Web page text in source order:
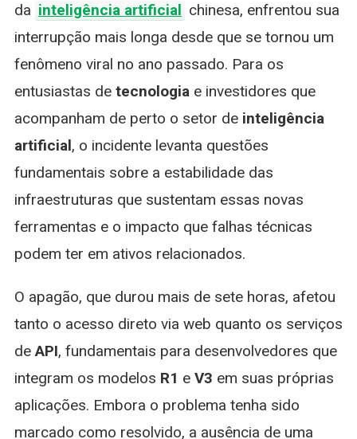
De
da inteligência artificial chinesa, enfrentou sua
interrupção mais longa desde que se tornou um
fenômeno viral no ano passado. Para os
entusiastas de tecnologiae investidores que
acompanham de perto o setor de inteligência
artificial, o incidente levanta questões
fundamentais sobre a estabilidade das
infraestruturas que sustentam essas novas
ferramentas e o impacto que falhas técnicas
podem ter em ativos relacionados.
O apagão, que durou mais de sete horas, afetou
tanto o acesso direto via web quanto os serviços
deAPI, fundamentais para desenvolvedores que
integram os modelos R1 e V3 em suas próprias
aplicações. Embora o problema tenha sido
marcado como resolvido, a ausência de uma